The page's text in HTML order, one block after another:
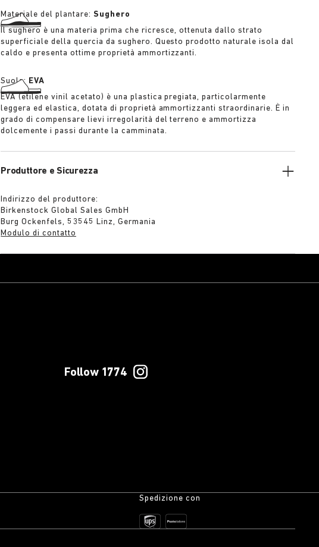
Materiale del plantare: Sughero
Il sughero è una materia prima che ricresce, ottenuta dallo strato
superficiale della quercia da sughero. Questo prodotto naturale isola dal
caldo e presenta ottime proprietà ammortizzanti.
Suola: EVA
EVA (etilene vinil acetato) è una plastica pregiata, particolarmente
leggera ed elastica, dotata di proprietà ammortizzanti straordinarie. È in
grado di compensare lievi irregolarità del terreno e ammortizza
dolcemente i passi durante la camminata.
Produttore e Sicurezza
Indirizzo del produttore:
Birkenstock Global Sales GmbH
Burg Ockenfels, 53545 Linz, Germania
Modulo di contatto
Follow 1774
Spedizione con